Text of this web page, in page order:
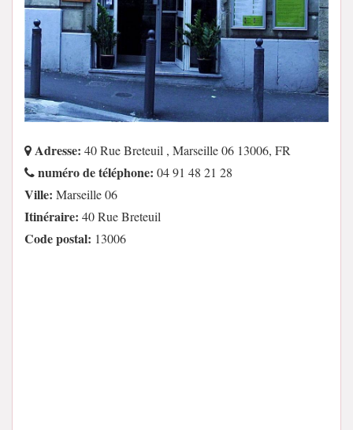
Adresse: 40 Rue Breteuil , Marseille 06 13006, FR
numéro de téléphone: 04 91 48 21 28
Ville: Marseille 06
Itinéraire: 40 Rue Breteuil
Code postal: 13006